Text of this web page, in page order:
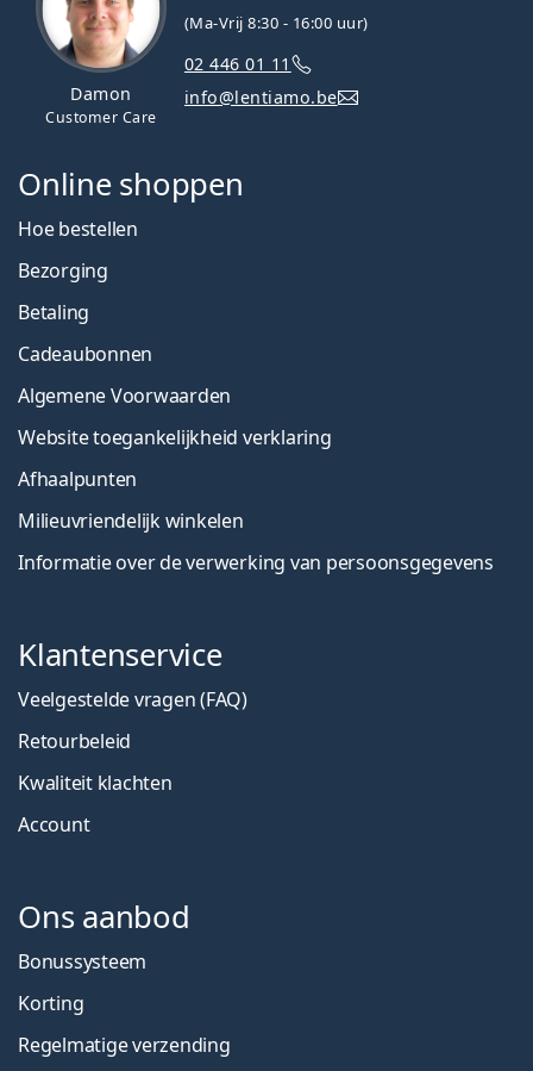
Damon
Customer Care
(Ma-Vrij 8:30 - 16:00 uur)
02 446 01 11
info@lentiamo.be
Online shoppen
Hoe bestellen
Bezorging
Betaling
Cadeaubonnen
Algemene Voorwaarden
Website toegankelijkheid verklaring
Afhaalpunten
Milieuvriendelijk winkelen
Informatie over de verwerking van persoonsgegevens
Klantenservice
Veelgestelde vragen (FAQ)
Retourbeleid
Kwaliteit klachten
Account
Ons aanbod
Bonussysteem
Korting
Regelmatige verzending